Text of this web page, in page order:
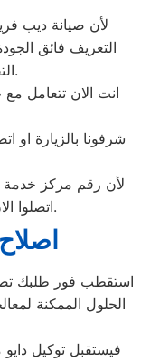
لأن صيانة ديب
التعريف فائق
التقنية عن مثيلاتها انها دايو.
انت الان تتعامل
شرفونا بالزيارة او
لأن رقم مركز خدمة
اتصلوا الان مركز صيانة دايو قها مباشرة.
استقطب فور طلبك
الحلول الممكنة
فيستقبل توكيل دايو